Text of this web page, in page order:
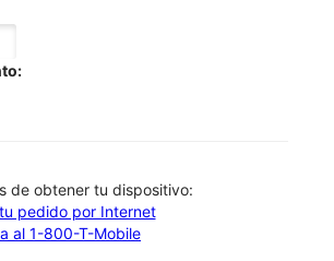
de obtener tu dispositivo:
pedido por Internet
al 1-800-T-Mobile